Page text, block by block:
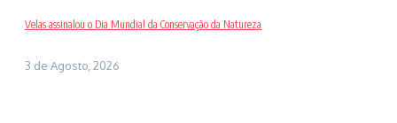
Velas assinalou o Dia Mundial da Conservação da Natureza
3 de Agosto, 2026